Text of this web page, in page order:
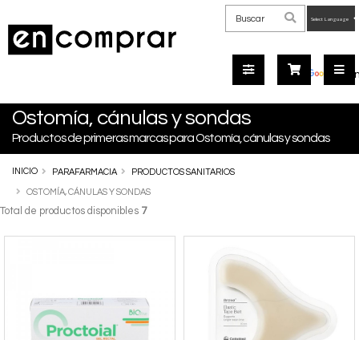
by
Ostomía, cánulas y sondas
Productos de primeras marcas para Ostomía, cánulas y sondas
INICIO PARAFARMACIA PRODUCTOS SANITARIOS
OSTOMÍA, CÁNULAS Y SONDAS
Total de productos disponibles 7